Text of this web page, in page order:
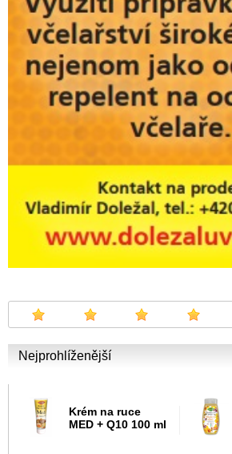
Nejprohlíženější
Krém na ruce
MED + Q10 100 ml